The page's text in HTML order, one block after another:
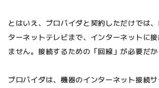
とはいえ、プロバイダと契約しただけでは
ターネットテレビまで、インターネットに
ません。接続するための「回線」が必要だか
プロバイダは、機器のインターネット接続